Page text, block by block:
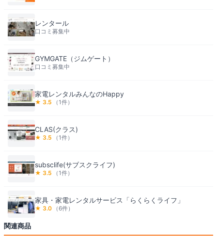
レンタール
口コミ募集中
GYMGATE（ジムゲート）
口コミ募集中
家電レンタルみんなのHappy
★ 3.5 （1件）
CLAS(クラス)
★ 3.5 （1件）
subsclife(サブスクライフ)
★ 3.5 （1件）
家具・家電レンタルサービス「らくらくライフ」
★ 3.0 （6件）
関連商品